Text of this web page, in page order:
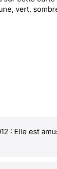
vert,
: Elle est